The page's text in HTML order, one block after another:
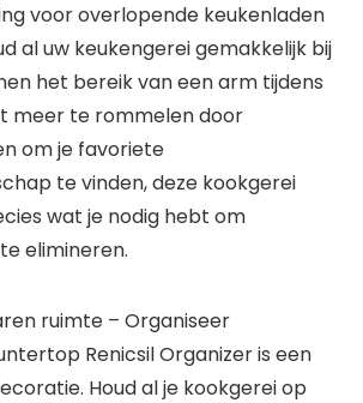
voor overlopende keukenladen
al uw keukengerei gemakkelijk bij
het bereik van een arm tijdens
meer te rommelen door
om je favoriete
te vinden, deze kookgerei
wat je nodig hebt om
elimineren.
ruimte – Organiseer
Renicsil Organizer is een
Houd al je kookgerei op